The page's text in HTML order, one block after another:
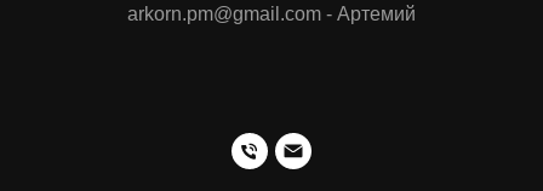
arkorn.pm@gmail.com - Артемий